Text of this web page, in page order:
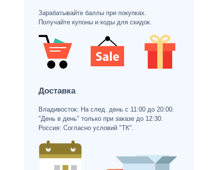
Зарабатывайте баллы при покупках.
Получайте купоны и коды для скидок.
Доставка
Владивосток: На след. день с 11:00 до 20:00.
"День в день" только при заказе до 12:30.
Россия: Согласно условий "ТК".